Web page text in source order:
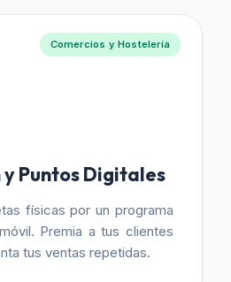
Comercios y Hostelería
Puntos Digitales
físicas por un programa
Premia a tus clientes
tus ventas repetidas.